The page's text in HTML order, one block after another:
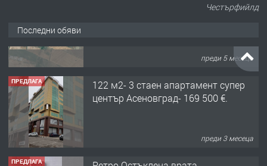
Честърфийлд
Последни обяви
ПРЕДЛАГА
122 м2- 3 стаен апартамент супер
ПРЕДЛАГА